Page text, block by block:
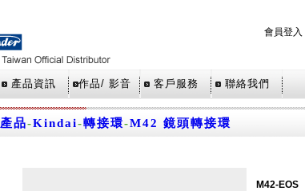
會員登入
產品資訊 作品/ 影音 客戶服務 聯絡我們
產品-Kindai-轉接環-M42 鏡頭轉接環
M42-EOS